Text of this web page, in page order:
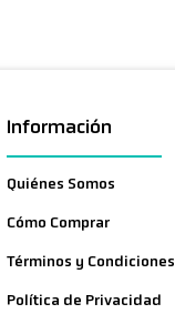
Información
Quiénes Somos
Cómo Comprar
Términos y Condiciones
Política de Privacidad